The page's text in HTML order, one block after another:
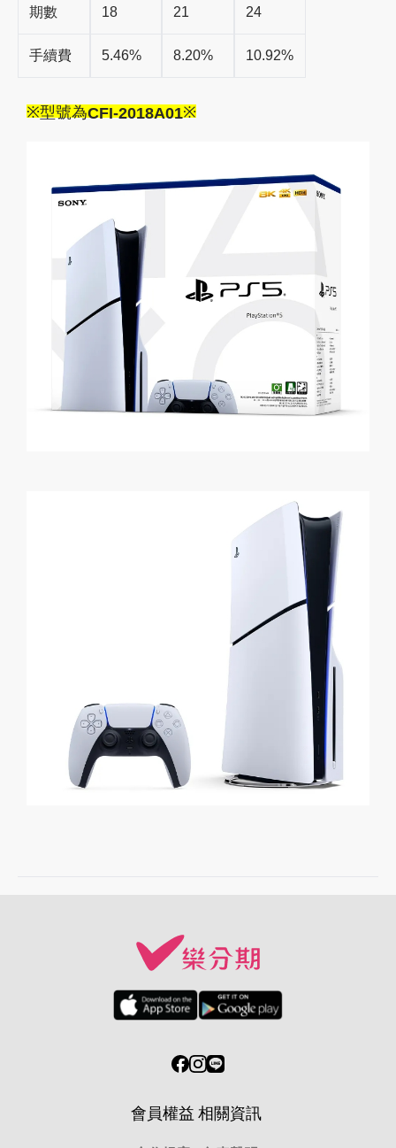
期數
手續費
18
5.46%
21
8.20%
24
10.92%
※型號為CFI-2018A01※
會員權益 相關資訊